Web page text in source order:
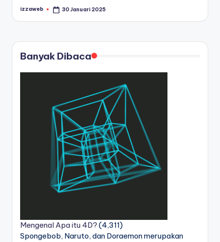
Posted
izzaweb 30 Januari 2025
Banyak Dibaca
Mengenal Apa itu 4D? (4,311)
Spongebob, Naruto, dan Doraemon merupakan